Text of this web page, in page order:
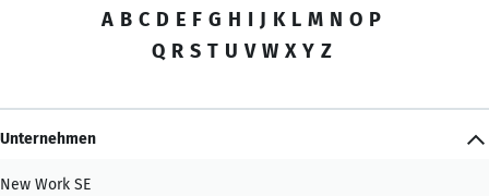
A B C D E F G H I J K L M N O P
Q R S T U V W X Y Z
Unternehmen
New Work SE